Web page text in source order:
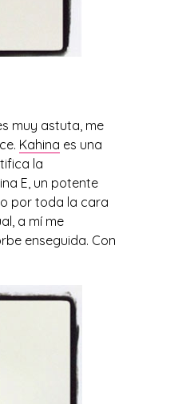
muy astuta, me
Kahina es una
la
E, un potente
por toda la cara
a mí me
enseguida. Con